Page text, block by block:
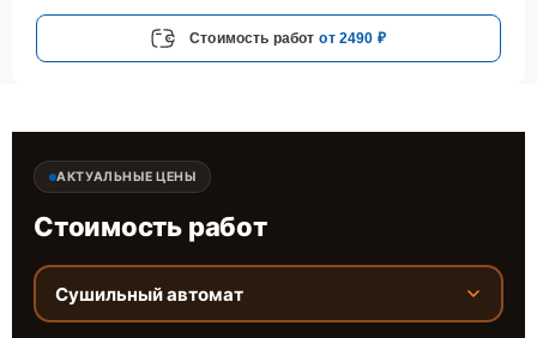
Стоимость работ от 2490 ₽
АКТУАЛЬНЫЕ ЦЕНЫ
Стоимость работ
Сушильный автомат